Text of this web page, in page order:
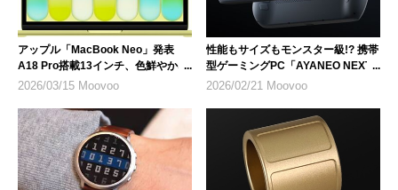
アップル「MacBook Neo」発表
A18 Pro搭載13インチ、色鮮やかな
4色で発売開始
2026/03/15 Moovoo
性能もサイズもモンスター級!? 携帯
型ゲーミングPC「AYANEO NEXT
2」がクラファン中
2026/02/21 Moovoo